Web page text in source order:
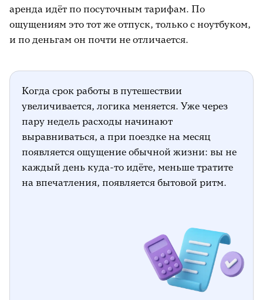
аренда идёт по посуточным тарифам. По
ощущениям это тот же отпуск, только с ноутбуком,
и по деньгам он почти не отличается.
Когда срок работы в путешествии
увеличивается, логика меняется. Уже через
пару недель расходы начинают
выравниваться, а при поездке на месяц
появляется ощущение обычной жизни: вы не
каждый день куда-то идёте, меньше тратите
на впечатления, появляется бытовой ритм.